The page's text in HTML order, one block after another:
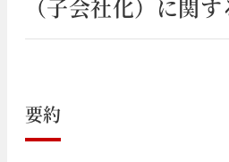
（子会社化）に関
要約